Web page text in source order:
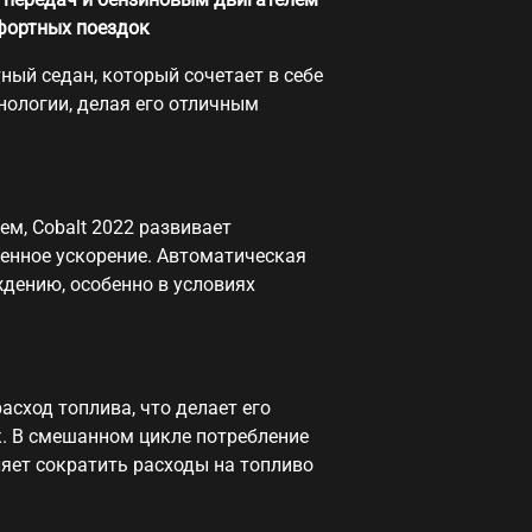
поездок
седан, который сочетает в себе
делая его отличным
Cobalt 2022 развивает
ускорение. Автоматическая
особенно в условиях
топлива, что делает его
смешанном цикле потребление
сократить расходы на топливо